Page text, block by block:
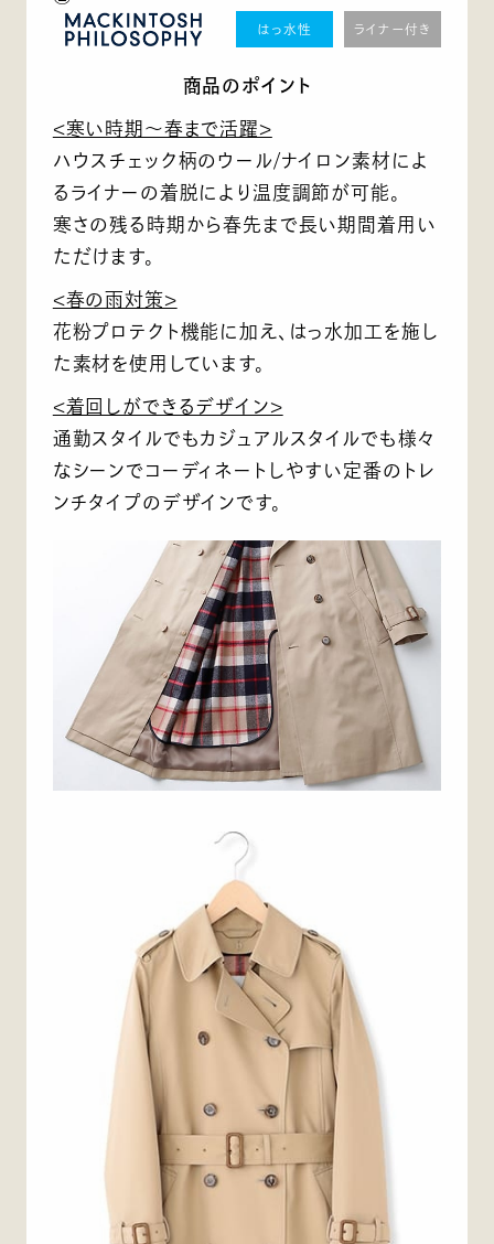
はっ水性 ライナー付き
商品のポイント
<寒い時期～春まで活躍>
ハウスチェック柄のウール/ナイロン素材によ
るライナーの着脱により温度調節が可能。
寒さの残る時期から春先まで長い期間着用い
ただけます。
<春の雨対策>
花粉プロテクト機能に加え、はっ水加工を施し
た素材を使用しています。
<着回しができるデザイン>
通勤スタイルでもカジュアルスタイルでも様々
なシーンでコーディネートしやすい定番のトレ
ンチタイプのデザインです。